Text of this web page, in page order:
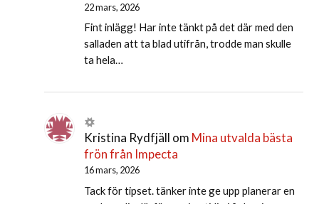
22 mars, 2026
Fint inlägg! Har inte tänkt på det där med den
salladen att ta blad utifrån, trodde man skulle
ta hela…
Kristina Rydfjäll om Mina utvalda bästa
frön från Impecta
16 mars, 2026
Tack för tipset. tänker inte ge upp planerar en